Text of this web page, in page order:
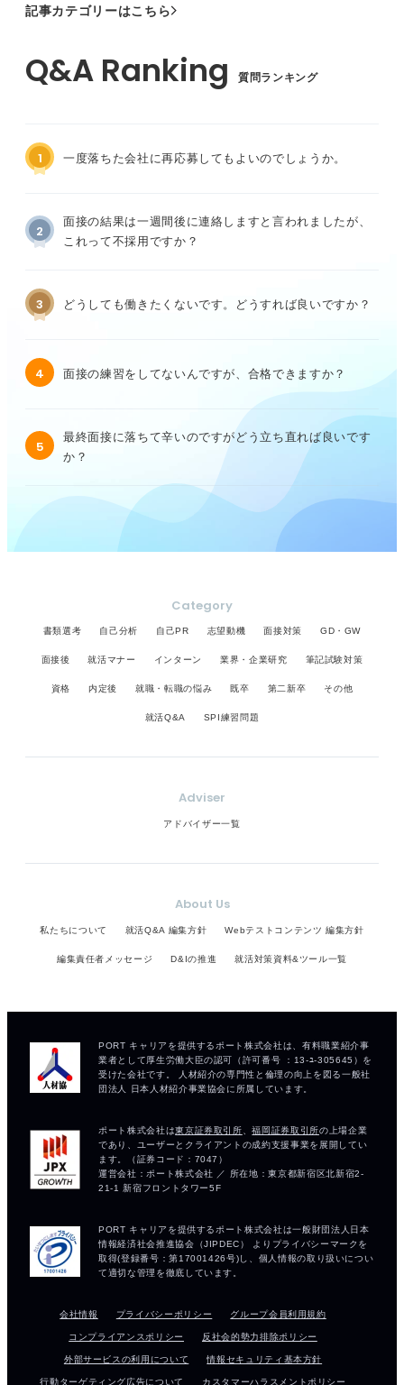
記事カテゴリーはこちら
質問ランキング
1 一度落ちた会社に再応募してもよいのでしょうか。
2
面接の結果は一週間後に連絡しますと言われましたが、
これって不採用ですか？
3 どうしても働きたくないです。どうすれば良いですか？
4 面接の練習をしてないんですが、合格できますか？
5
最終面接に落ちて辛いのですがどう立ち直れば良いです
か？
Category
書類選考 自己分析 自己PR 志望動機 面接対策 GD・GW
面接後 就活マナー インターン 業界・企業研究 筆記試験対策
資格 内定後 就職・転職の悩み 既卒 第二新卒 その他
就活Q&A SPI練習問題
Adviser
アドバイザー一覧
About Us
私たちについて 就活Q&A 編集方針 Webテストコンテンツ 編集方針
編集責任者メッセージ D&Iの推進 就活対策資料&ツール一覧
会社情報 プライバシーポリシー グループ会員利用規約
コンプライアンスポリシー 反社会的勢力排除ポリシー
外部サービスの利用について 情報セキュリティ基本方針
行動ターゲティング広告について カスタマーハラスメントポリシー